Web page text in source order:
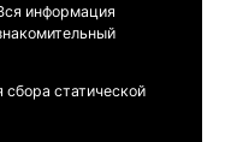
информация
статической